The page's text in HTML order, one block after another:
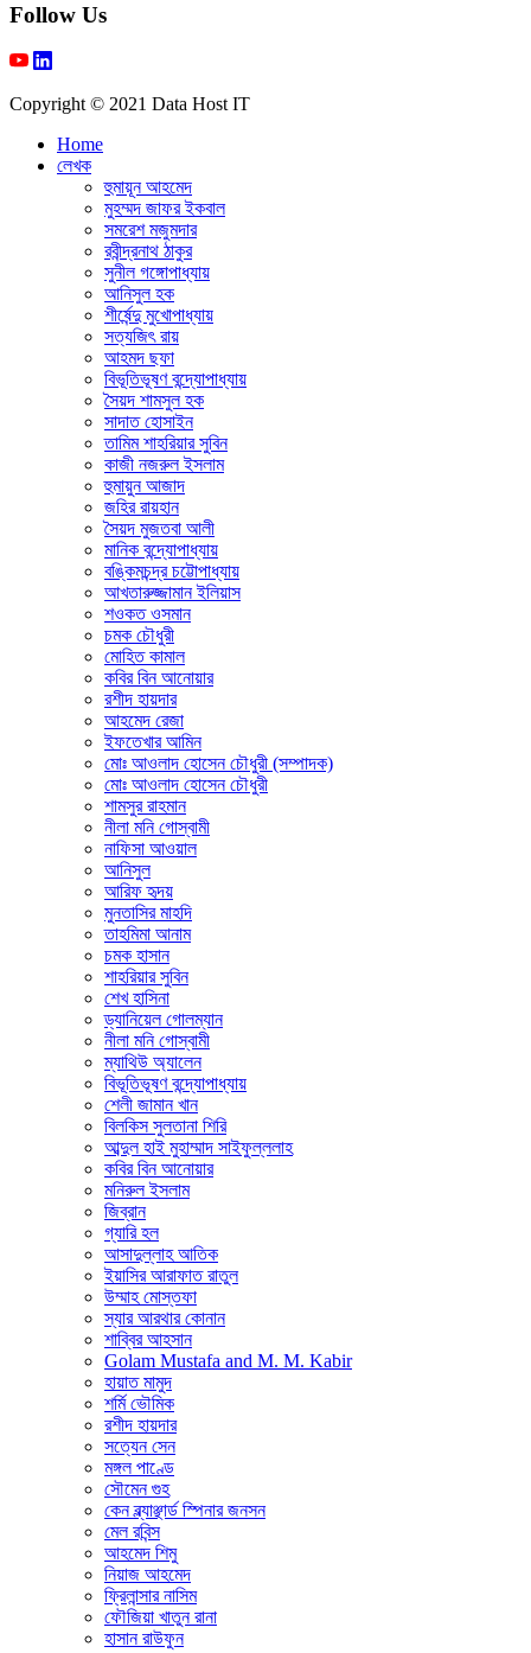
Follow Us
Copyright © 2021 Data Host IT
Home
লেখক
হুমায়ূন আহমেদ
মুহম্মদ জাফর ইকবাল
সমরেশ মজুমদার
রবীন্দ্রনাথ ঠাকুর
সুনীল গঙ্গোপাধ্যায়
আনিসুল হক
শীর্ষেন্দু মুখোপাধ্যায়
সত্যজিৎ রায়
আহমদ ছফা
বিভূতিভূষণ বন্দ্যোপাধ্যায়
সৈয়দ শামসুল হক
সাদাত হোসাইন
তামিম শাহরিয়ার সুবিন
কাজী নজরুল ইসলাম
হুমায়ুন আজাদ
জহির রায়হান
সৈয়দ মুজতবা আলী
মানিক বন্দ্যোপাধ্যায়
বঙ্কিমচন্দ্র চট্টোপাধ্যায়
আখতারুজ্জামান ইলিয়াস
শওকত ওসমান
চমক চৌধুরী
মোহিত কামাল
কবির বিন আনোয়ার
রশীদ হায়দার
আহমেদ রেজা
ইফতেখার আমিন
মোঃ আওলাদ হোসেন চৌধুরী (সম্পাদক)
মোঃ আওলাদ হোসেন চৌধুরী
শামসুর রাহমান
নীলা মনি গোস্বামী
নাফিসা আওয়াল
আনিসুল
আরিফ হৃদয়
মুনতাসির মাহদি
তাহমিমা আনাম
চমক হাসান
শাহরিয়ার সুবিন
শেখ হাসিনা
ড্যানিয়েল গোলম্যান
নীলা মনি গোস্বামী
ম্যাথিউ অ্যালেন
বিভূতিভূষণ বন্দ্যোপাধ্যায়
শেলী জামান খান
বিলকিস সুলতানা শিরি
আব্দুল হাই মুহাম্মাদ সাইফুল্ললাহ
কবির বিন আনোয়ার
মনিরুল ইসলাম
জিব্রান
গ্যারি হল
আসাদুল্লাহ আতিক
ইয়াসির আরাফাত রাতুল
উম্মাহ মোস্তফা
স্যার আরথার কোনান
শাব্বির আহসান
Golam Mustafa and M. M. Kabir
হায়াত মামুদ
শর্মি ভৌমিক
রশীদ হায়দার
সত্যেন সেন
মঙ্গল পাণ্ডে
সৌমেন গুহ
কেন ব্ল্যাঞ্ছার্ড স্পিনার জনসন
মেল রবিন্স
আহমেদ শিমু
নিয়াজ আহমেদ
ফ্রিলান্সার নাসিম
ফৌজিয়া খাতুন রানা
হাসান রাউফুন